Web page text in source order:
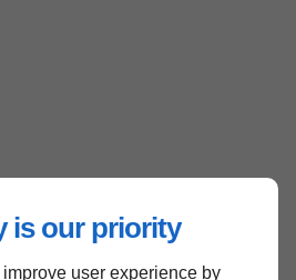
is our priority
user experience by